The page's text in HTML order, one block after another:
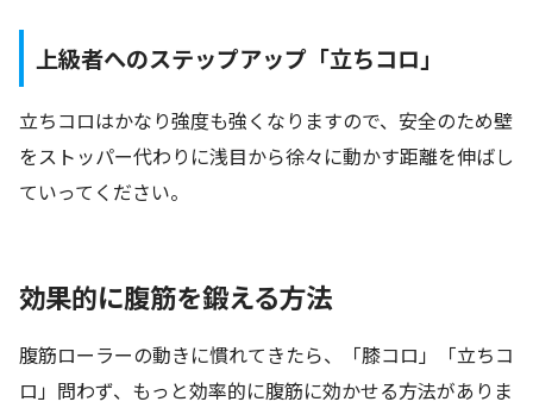
上級者へのステップアップ「立ちコロ」
立ちコロはかなり強度も強くなりますので、安全のため壁
をストッパー代わりに浅目から徐々に動かす距離を伸ばし
ていってください。
効果的に腹筋を鍛える方法
腹筋ローラーの動きに慣れてきたら、「膝コロ」「立ちコ
ロ」問わず、もっと効率的に腹筋に効かせる方法がありま